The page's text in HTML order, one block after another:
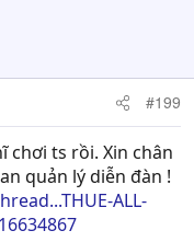
#199
chơi ts rồi. Xin chân
quản lý diễn đàn !
ALL-